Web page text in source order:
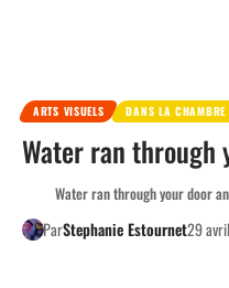
ARTS VISUELS DANS LA CHAMBRE
Water ran through
Water ran through your door
ParStephanie Estournet29